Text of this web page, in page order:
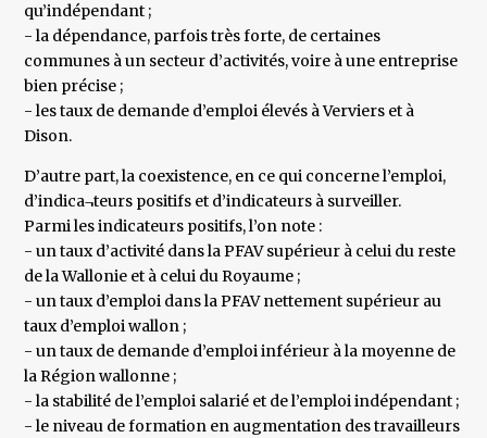
qu’indépendant ;
- la dépendance, parfois très forte, de certaines
communes à un secteur d’activités, voire à une entreprise
bien précise ;
- les taux de demande d’emploi élevés à Verviers et à
Dison.
D’autre part, la coexistence, en ce qui concerne l’emploi,
d’indica¬teurs positifs et d’indicateurs à surveiller.
Parmi les indicateurs positifs, l’on note :
- un taux d’activité dans la PFAV supérieur à celui du reste
de la Wallonie et à celui du Royaume ;
- un taux d’emploi dans la PFAV nettement supérieur au
taux d’emploi wallon ;
- un taux de demande d’emploi inférieur à la moyenne de
la Région wallonne ;
- la stabilité de l’emploi salarié et de l’emploi indépendant ;
- le niveau de formation en augmentation des travailleurs